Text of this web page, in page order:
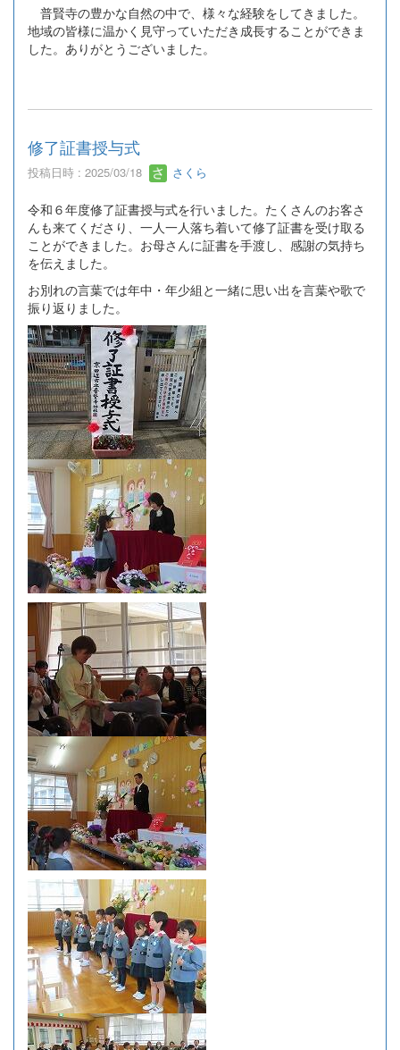
普賢寺の豊かな自然の中で、様々な経験をしてきました。
地域の皆様に温かく見守っていただき成長することができま
した。ありがとうございました。
修了証書授与式
投稿日時 : 2025/03/18 さくら
令和６年度修了証書授与式を行いました。たくさんのお客さ
んも来てくださり、一人一人落ち着いて修了証書を受け取る
ことができました。お母さんに証書を手渡し、感謝の気持ち
を伝えました。
お別れの言葉では年中・年少組と一緒に思い出を言葉や歌で
振り返りました。